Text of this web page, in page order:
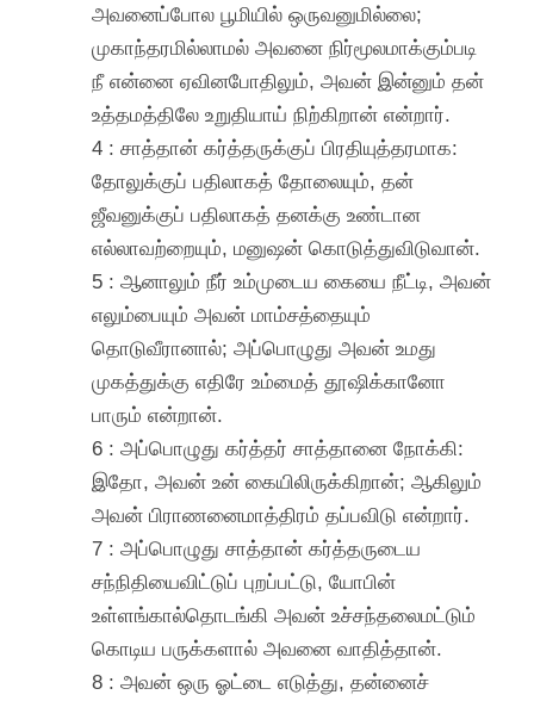
அவனைப்போல பூமியில் ஒருவனுமில்லை;
முகாந்தரமில்லாமல் அவனை நிர்மூலமாக்கும்படி
நீ என்னை ஏவினபோதிலும், அவன் இன்னும் தன்
உத்தமத்திலே உறுதியாய் நிற்கிறான் என்றார்.
4 : சாத்தான் கர்த்தருக்குப் பிரதியுத்தரமாக:
தோலுக்குப் பதிலாகத் தோலையும், தன்
ஜீவனுக்குப் பதிலாகத் தனக்கு உண்டான
எல்லாவற்றையும், மனுஷன் கொடுத்துவிடுவான்.
5 : ஆனாலும் நீர் உம்முடைய கையை நீட்டி, அவன்
எலும்பையும் அவன் மாம்சத்தையும்
தொடுவீரானால்; அப்பொழுது அவன் உமது
முகத்துக்கு எதிரே உம்மைத் தூஷிக்கானோ
பாரும் என்றான்.
6 : அப்பொழுது கர்த்தர் சாத்தானை நோக்கி:
இதோ, அவன் உன் கையிலிருக்கிறான்; ஆகிலும்
அவன் பிராணனைமாத்திரம் தப்பவிடு என்றார்.
7 : அப்பொழுது சாத்தான் கர்த்தருடைய
சந்நிதியைவிட்டுப் புறப்பட்டு, யோபின்
உள்ளங்கால்தொடங்கி அவன் உச்சந்தலைமட்டும்
கொடிய பருக்களால் அவனை வாதித்தான்.
8 : அவன் ஒரு ஓட்டை எடுத்து, தன்னைச்